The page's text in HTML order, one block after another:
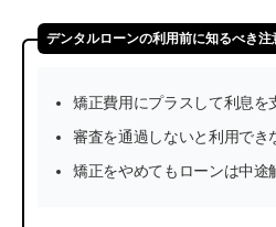
デンタルローンの利用前に知るべき
矯正費用にプラスして利息を
審査を通過しないと利用でき
矯正をやめてもローンは中途